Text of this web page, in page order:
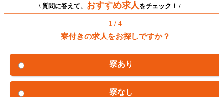
\ 質問に答えて、 おすすめ求人をチェック！ /
1 / 4
寮付きの求人をお探しですか？
寮あり
寮なし